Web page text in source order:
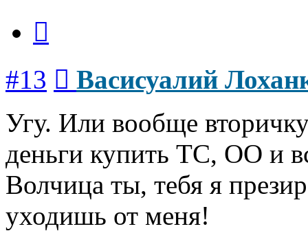
#13
Васисуалий
Угу. Или вообще
деньги купить ТС, ОО и
Волчица ты, тебя я
уходишь от меня!